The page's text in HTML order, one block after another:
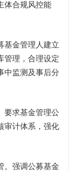
合规风控能
金管理人建立
管理，合理设定
中监测及事后分
求基金管理公
审计体系，强化
强调公募基金